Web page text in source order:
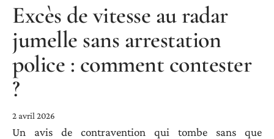
Excès de vitesse au radar
jumelle sans arrestation
police : comment contester
?
2 avril 2026
Un avis de contravention qui tombe sans que